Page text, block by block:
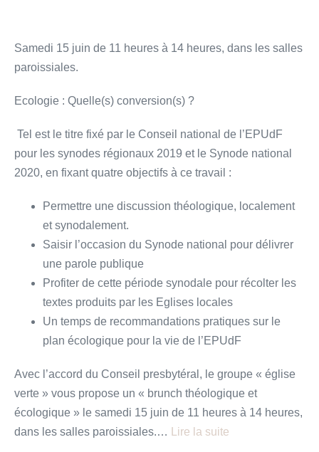
Samedi 15 juin de 11 heures à 14 heures, dans les salles
paroissiales.
Ecologie : Quelle(s) conversion(s) ?
Tel est le titre fixé par le Conseil national de l’EPUdF
pour les synodes régionaux 2019 et le Synode national
2020, en fixant quatre objectifs à ce travail :
Permettre une discussion théologique, localement
et synodalement.
Saisir l’occasion du Synode national pour délivrer
une parole publique
Profiter de cette période synodale pour récolter les
textes produits par les Eglises locales
Un temps de recommandations pratiques sur le
plan écologique pour la vie de l’EPUdF
Avec l’accord du Conseil presbytéral, le groupe « église
verte » vous propose un « brunch théologique et
écologique » le samedi 15 juin de 11 heures à 14 heures,
dans les salles paroissiales.…
Lire la suite